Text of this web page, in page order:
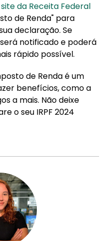
site da Receita Federal
de Renda" para
declaração. Se
notificado e poderá
rápido possível.
de Renda é um
benefícios, como a
a mais. Não deixe
o seu IRPF 2024